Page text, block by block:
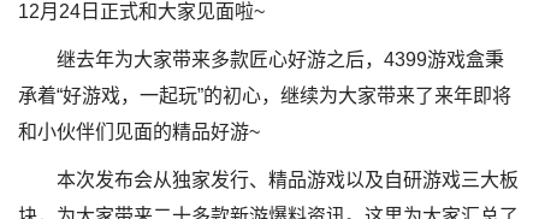
12月24日正式和大家见面啦~
继去年为大家带来多款匠心好游之后，4399游戏盒秉
承着“好游戏，一起玩”的初心，继续为大家带来了来年即将
和小伙伴们见面的精品好游~
本次发布会从独家发行、精品游戏以及自研游戏三大板